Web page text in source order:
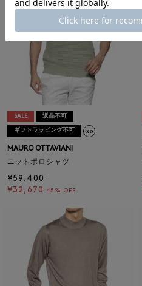
SALE 返品不可
ギフトラッピング不可
MAURO OTTAVIANI
ニットポロシャツ
¥59,400
¥32,670 45% OFF